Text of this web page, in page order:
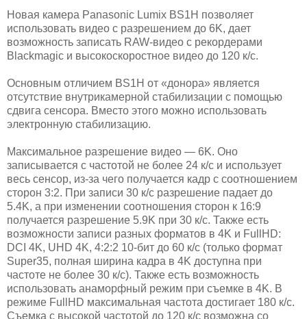
Новая камера Panasonic Lumix BS1H позволяет
использовать видео с разрешением до 6K, дает
возможность записать RAW-видео с рекордерами
Blackmagic и высокоскоростное видео до 120 к/с.
Основным отличием BS1H от «донора» является
отсутствие внутрикамерной стабилизации с помощью
сдвига сенсора. Вместо этого можно использовать
электронную стабилизацию.
Максимальное разрешение видео — 6K. Оно
записывается с частотой не более 24 к/с и использует
весь сенсор, из-за чего получается кадр с соотношением
сторон 3:2. При записи 30 к/с разрешение падает до
5.4K, а при изменении соотношения сторон к 16:9
получается разрешение 5.9K при 30 к/с. Также есть
возможности записи разных форматов в 4K и FullHD:
DCI 4K, UHD 4K, 4:2:2 10-бит до 60 к/с (только формат
Super35, полная ширина кадра в 4K доступна при
частоте не более 30 к/с). Также есть возможность
использовать анаморфный режим при съемке в 4K. В
режиме FullHD максимальная частота достигает 180 к/с.
Съемка с высокой частотой до 120 к/с возможна со